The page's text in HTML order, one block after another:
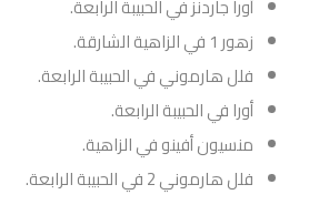
أورا جاردنز في الحبيبة الرابعة.
زهور 1 في الزاهية الشارقة.
فلل هارموني في الحبيبة الرابعة.
أورا في الحبيبة الرابعة.
منسيون أفينو في الزاهية.
فلل هارموني 2 في الحبيبة الرابعة.